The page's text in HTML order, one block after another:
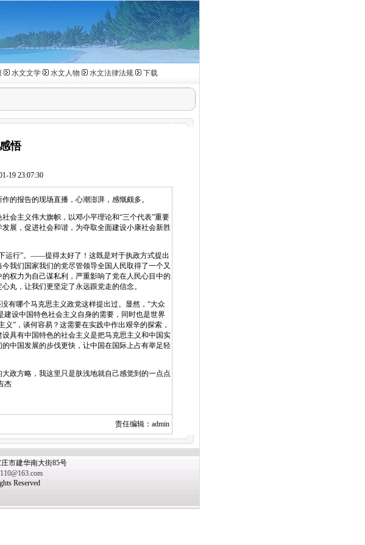
水文文学 水文人物 水文法律法规 下载
悟
19 23:07:30
报告的现场直播，心潮澎湃，感慨颇多。
主义伟大旗帜，以邓小平理论和“三个代表”重要
展，促进社会和谐，为夺取全面建设小康社会新胜
行”。――提得太好了！这既是对于执政方式提出
我们国家我们的党尽管领导全国人民取得了一个又
权力为自己谋私利，严重影响了党在人民心目中的
丸，让我们更坚定了永远跟党走的信念。
哪个马克思主义政党这样提出过。显然，“大众
建设中国特色社会主义自身的需要，同时也是世界
”，谈何容易？这需要在实践中作出艰辛的探索，
具有中国特色的社会主义是把马克思主义和中国实
中国发展的步伐更快，让中国在国际上占有举足轻
政方略，我这里只是肤浅地就自己感觉到的一点点
杰
责任编辑：admin
市建华南大街85号
Reserved